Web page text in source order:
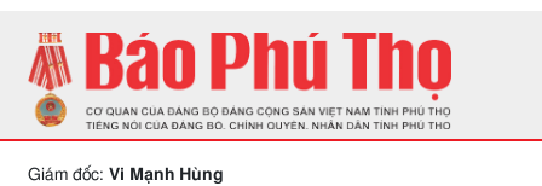
Giám đốc: Vi Mạnh Hùng